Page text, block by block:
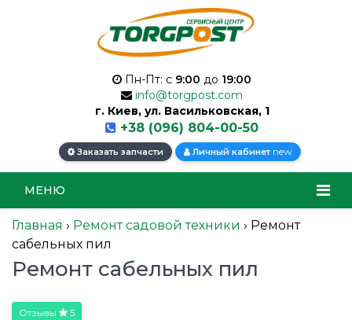
Пн-Пт: с 9:00 до 19:00
info@torgpost.com
г. Киев, ул. Васильковская, 1
+38 (096) 804-00-50
Заказать запчасти Личный кабинет new
МЕНЮ
Главная › Ремонт садовой техники › Ремонт
сабельных пил
Ремонт сабельных пил
Отзывы 5